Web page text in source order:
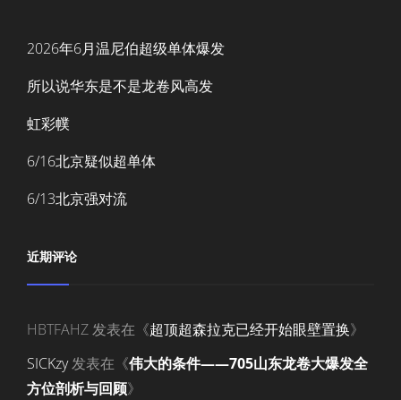
2026年6月温尼伯超级单体爆发
所以说华东是不是龙卷风高发
虹彩幞
6/16北京疑似超单体
6/13北京强对流
近期评论
HBTFAHZ发表在《超顶超森拉克已经开始眼壁置换》
SICKzy发表在《伟大的条件——705山东龙卷大爆发全
方位剖析与回顾》